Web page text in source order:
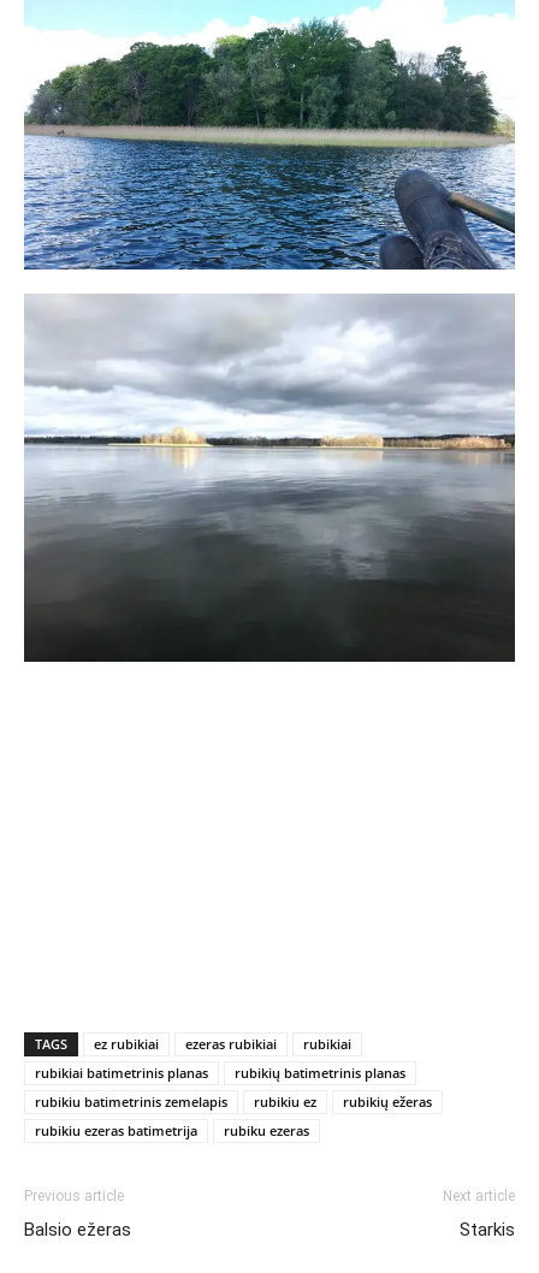
TAGS ez rubikiai ezeras rubikiai
rubikiai
rubikiai batimetrinis planas
rubikių batimetrinis planas
rubikiu batimetrinis zemelapis
rubikiu ez
rubikių ežeras
rubikiu ezeras batimetrija
rubiku ezeras
Previous article
Balsio ežeras
Next article
Starkis